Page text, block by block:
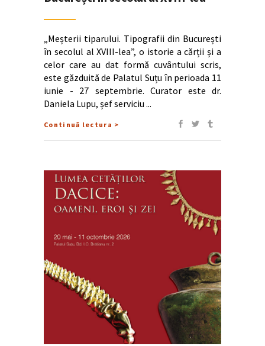
„Meșterii tiparului. Tipografii din București
în secolul al XVIII-lea”, o istorie a cărții și a
celor care au dat formă cuvântului scris,
este găzduită de Palatul Suțu în perioada 11
iunie - 27 septembrie. Curator este dr.
Daniela Lupu, șef serviciu
Continuă lectura >